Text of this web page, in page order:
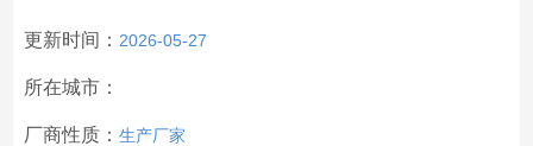
更新时间： 2026-05-27
所在城市：
厂商性质： 生产厂家